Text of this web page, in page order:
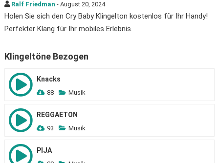
Ralf Friedman - August 20, 2024
Holen Sie sich den Cry Baby Klingelton kostenlos für Ihr Handy!
Perfekter Klang für Ihr mobiles Erlebnis.
Klingeltöne Bezogen
Knacks
88 Musik
REGGAETON
93 Musik
PIJA